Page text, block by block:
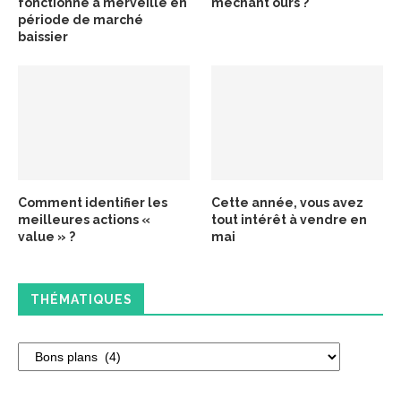
fonctionne à merveille en
période de marché
baissier
méchant ours ?
Comment identifier les
meilleures actions «
value » ?
Cette année, vous avez
tout intérêt à vendre en
mai
THÉMATIQUES